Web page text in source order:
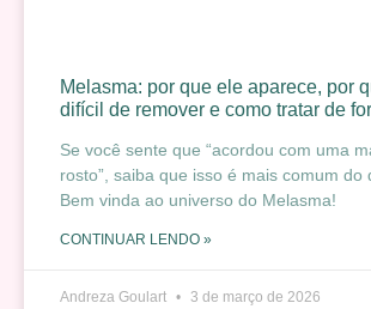
Melasma: por que ele aparece, por
difícil de remover e como tratar de
Se você sente que “acordou com uma
rosto”, saiba que isso é mais comum do
Bem vinda ao universo do Melasma!
CONTINUAR LENDO »
Andreza Goulart 3 de março de 2026